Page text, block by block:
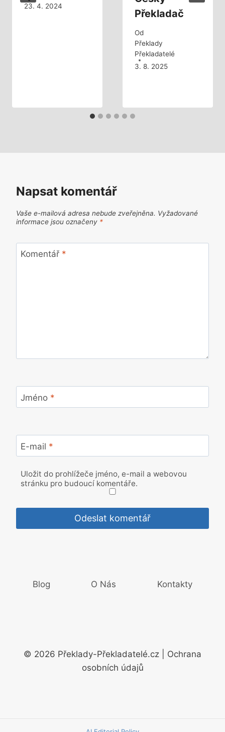
23. 4. 2024
Překladač
Od
Překlady
Překladatelé
3. 8. 2025
Napsat komentář
Vaše e-mailová adresa nebude zveřejněna. Vyžadované
informace jsou označeny *
Komentář *
Jméno *
E-mail *
Uložit do prohlížeče jméno, e-mail a webovou
stránku pro budoucí komentáře.
Blog O Nás Kontakty
© 2026 Překlady-Překladatelé.cz | Ochrana
osobních údajů